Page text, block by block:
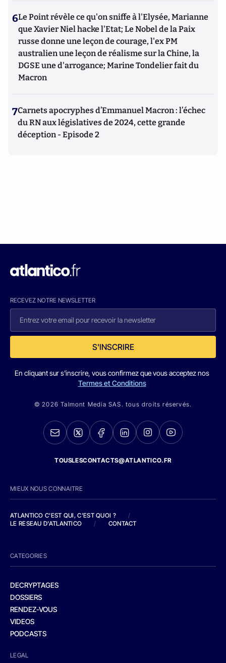
6Le Point révèle ce qu'on sniffe à l'Elysée, Marianne
que Xavier Niel hacke l'Etat; Le Nobel de la Paix
russe donne une leçon de courage, l'ex PM
australien une leçon de réalisme sur la Chine, la
DGSE une d'arrogance; Marine Tondelier fait du
Macron
7Carnets apocryphes d’Emmanuel Macron : l’échec
du RN aux législatives de 2024, cette grande
déception - Episode 2
RECEVEZ NOTRE NEWSLETTER
S'INSCRIRE
En cliquant sur s'inscrire, vous confirmez que vous acceptez nos
Termes et Conditions
© 2026 Talmont Media SAS. tous droits réservés.
TOUSLESCONTACTS@ATLANTICO.FR
MIEUX NOUS CONNAITRE
ATLANTICO C'EST QUI, C'EST QUOI ?
/
LE RESEAU D'ATLANTICO
/ CONTACT
CATEGORIES
DECRYPTAGES
DOSSIERS
RENDEZ-VOUS
VIDEOS
PODCASTS
LEGAL